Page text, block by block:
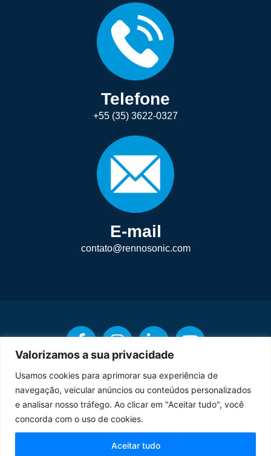
Valorizamos a sua privacidade
Usamos cookies para aprimorar sua experiência de
navegação, veicular anúncios ou conteúdos personalizados
e analisar nosso tráfego. Ao clicar em "Aceitar tudo", você
concorda com o uso de cookies.
Aceitar tudo
Telefone
+55 (35) 3622-0327
E-mail
contato@rennosonic.com
Copyright © Rennosonic. Todos os direitos reservados.